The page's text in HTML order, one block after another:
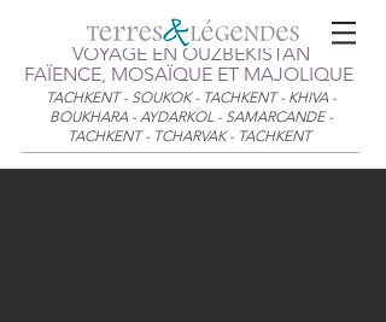
VOYAGE EN OUZBÉKISTAN
FAÏENCE, MOSAÏQUE ET MAJOLIQUE
TACHKENT - SOUKOK - TACHKENT - KHIVA -
BOUKHARA - AYDARKOL - SAMARCANDE -
TACHKENT - TCHARVAK - TACHKENT